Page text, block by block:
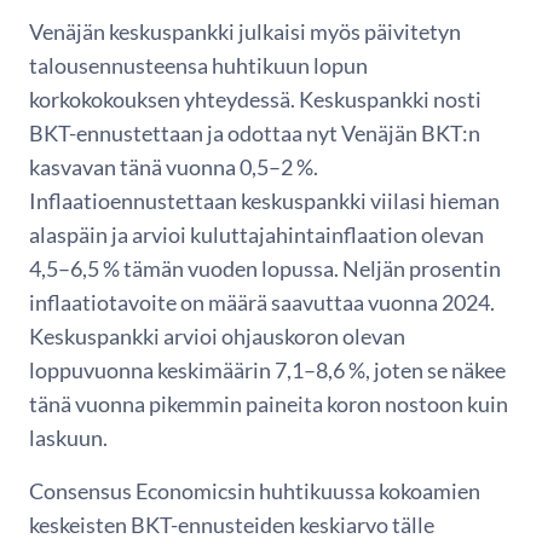
Venäjän keskuspankki julkaisi myös päivitetyn
talousennusteensa huhtikuun lopun
korkokokouksen yhteydessä. Keskuspankki nosti
BKT-ennustettaan ja odottaa nyt Venäjän BKT:n
kasvavan tänä vuonna 0,5–2 %.
Inflaatioennustettaan keskuspankki viilasi hieman
alaspäin ja arvioi kuluttajahintainflaation olevan
4,5–6,5 % tämän vuoden lopussa. Neljän prosentin
inflaatiotavoite on määrä saavuttaa vuonna 2024.
Keskuspankki arvioi ohjauskoron olevan
loppuvuonna keskimäärin 7,1–8,6 %, joten se näkee
tänä vuonna pikemmin paineita koron nostoon kuin
laskuun.
Consensus Economicsin huhtikuussa kokoamien
keskeisten BKT-ennusteiden keskiarvo tälle